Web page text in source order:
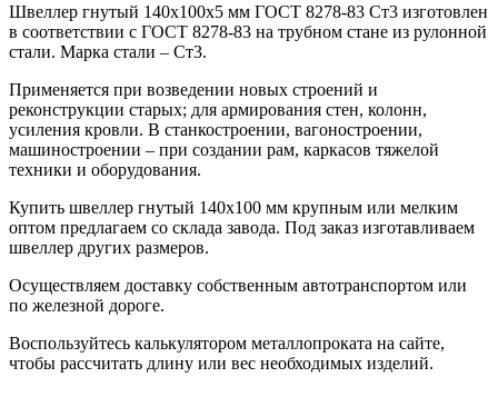
Швеллер гнутый 140x100x5 мм ГОСТ 8278-83 Ст3 изготовлен
в соответствии с ГОСТ 8278-83 на трубном стане из рулонной
стали. Марка стали – Ст3.
Применяется при возведении новых строений и
реконструкции старых; для армирования стен, колонн,
усиления кровли. В станкостроении, вагоностроении,
машиностроении – при создании рам, каркасов тяжелой
техники и оборудования.
Купить швеллер гнутый 140х100 мм крупным или мелким
оптом предлагаем со склада завода. Под заказ изготавливаем
швеллер других размеров.
Осуществляем доставку собственным автотранспортом или
по железной дороге.
Воспользуйтесь калькулятором металлопроката на сайте,
чтобы рассчитать длину или вес необходимых изделий.